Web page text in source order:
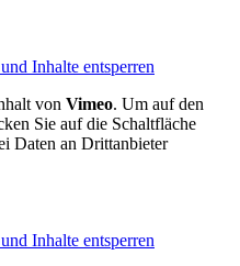
Inhalte entsperren
von Vimeo. Um auf den
Sie auf die Schaltfläche
Daten an Drittanbieter
Inhalte entsperren